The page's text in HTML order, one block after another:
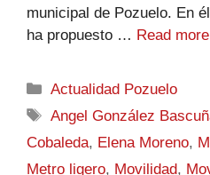
municipal de Pozuelo. En
ha propuesto … Read more
Actualidad Pozuelo
Angel González
Cobaleda, Elena Moreno,
Metro ligero, Movilidad,